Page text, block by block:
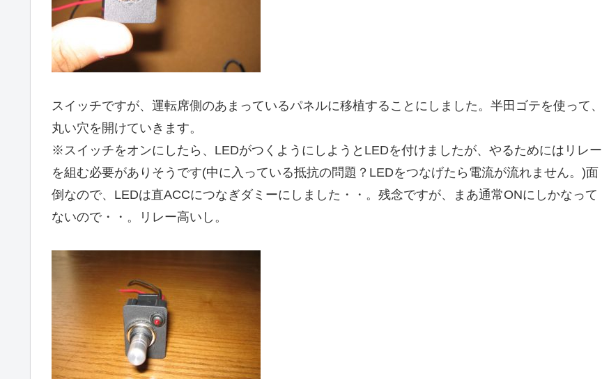
スイッチですが、運転席側のあまっているパネルに移植することにしました。半田ゴテを使って、
丸い穴を開けていきます。
※スイッチをオンにしたら、LEDがつくようにしようとLEDを付けましたが、やるためにはリレー
を組む必要がありそうです(中に入っている抵抗の問題？LEDをつなげたら電流が流れません。)面
倒なので、LEDは直ACCにつなぎダミーにしました・・。残念ですが、まあ通常ONにしかなって
ないので・・。リレー高いし。